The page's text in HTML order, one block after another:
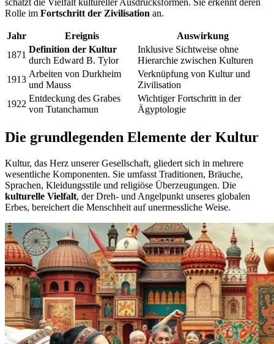
schätzt die Vielfalt kultureller Ausdrucksformen. Sie erkennt deren
Rolle im Fortschritt der Zivilisation an.
Jahr Ereignis
Auswirkung
1871
Definition der Kultur
durch Edward B. Tylor
Inklusive Sichtweise ohne
Hierarchie zwischen Kulturen
1913
Arbeiten von Durkheim
und Mauss
Verknüpfung von Kultur und
Zivilisation
1922
Entdeckung des Grabes
von Tutanchamun
Wichtiger Fortschritt in der
Ägyptologie
Die grundlegenden Elemente der Kultur
Kultur, das Herz unserer Gesellschaft, gliedert sich in mehrere
wesentliche Komponenten. Sie umfasst Traditionen, Bräuche,
Sprachen, Kleidungsstile und religiöse Überzeugungen. Die
kulturelle Vielfalt, der Dreh- und Angelpunkt unseres globalen
Erbes, bereichert die Menschheit auf unermessliche Weise.